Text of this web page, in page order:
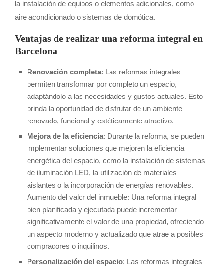
la instalación de equipos o elementos adicionales, como
aire acondicionado o sistemas de domótica.
Ventajas de realizar una reforma integral en
Barcelona
Renovación completa: Las reformas integrales
permiten transformar por completo un espacio,
adaptándolo a las necesidades y gustos actuales. Esto
brinda la oportunidad de disfrutar de un ambiente
renovado, funcional y estéticamente atractivo.
Mejora de la eficiencia: Durante la reforma, se pueden
implementar soluciones que mejoren la eficiencia
energética del espacio, como la instalación de sistemas
de iluminación LED, la utilización de materiales
aislantes o la incorporación de energías renovables.
Aumento del valor del inmueble: Una reforma integral
bien planificada y ejecutada puede incrementar
significativamente el valor de una propiedad, ofreciendo
un aspecto moderno y actualizado que atrae a posibles
compradores o inquilinos.
Personalización del espacio: Las reformas integrales